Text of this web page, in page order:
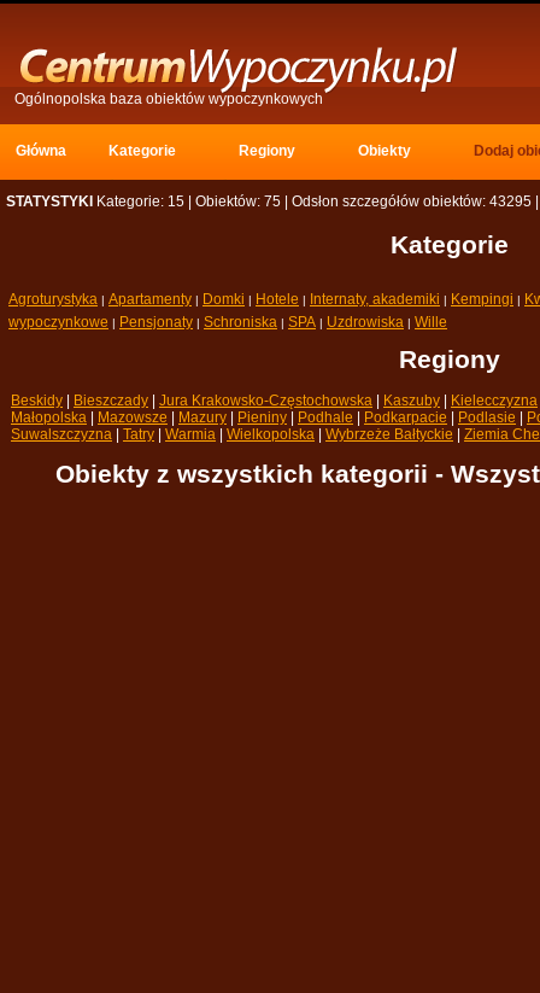
Ogólnopolska baza obiektów wypoczynkowych
Główna Kategorie Regiony Obiekty Dodaj
STATYSTYKI Kategorie: 15 | Obiektów: 75 | Odsłon szczegółów obiektów:
Kategorie
Agroturystyka | Apartamenty | Domki | Hotele | Internaty, akademiki | Kempingi |
wypoczynkowe | Pensjonaty | Schroniska | SPA | Uzdrowiska | Wille
Regiony
Beskidy Bieszczady Jura Krakowsko-Częstochowska Kaszuby Kielecczyzna
Małopolska
Mazowsze Mazury Pieniny Podhale Podkarpacie Podlasie
Suwalszczyzna
Tatry Warmia Wielkopolska Wybrzeże Bałtyckie Ziemia
Obiekty z wszystkich kategorii -